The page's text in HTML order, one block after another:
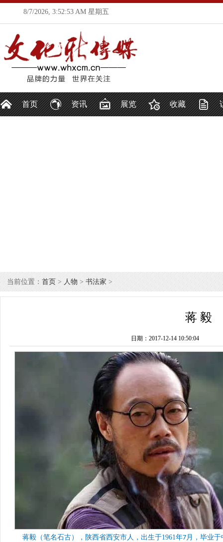
8/7/2026, 3:52:55 AM 星期五
首页 资讯 展览 收藏
当前位置：首页>人物>书法家>
蒋 毅
日期：2017-12-14 10:50:04
蒋毅（笔名石古），陕西省西安市人，出生于1961年7月，毕业